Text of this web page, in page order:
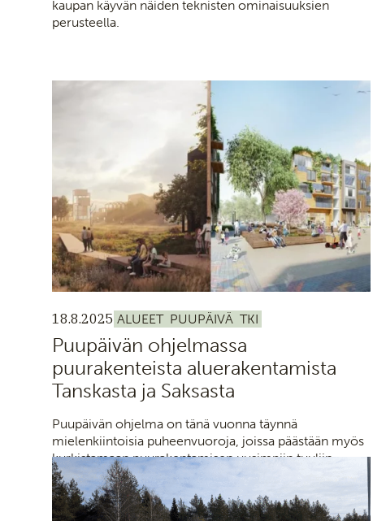
kaupan käyvän näiden teknisten ominaisuuksien
perusteella.
18.8.2025 ALUEET PUUPÄIVÄ TKI
Puupäivän ohjelmassa
puurakenteista aluerakentamista
Tanskasta ja Saksasta
Puupäivän ohjelma on tänä vuonna täynnä
mielenkiintoisia puheenvuoroja, joissa päästään myös
kurkistamaan puurakentamisen uusimpiin tuuliin
ympäri Eurooppaa.